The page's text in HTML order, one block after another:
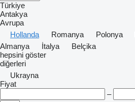
Türkiye
Antakya
Avrupa
Hollanda
Romanya Polonya
Almanya
İtalya
Belçika
hepsini göster
diğerleri
Ukrayna
Fiyat
–